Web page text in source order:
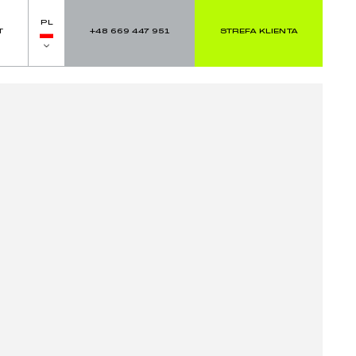
PL
+48 669 447 951
STREFA KLIENTA